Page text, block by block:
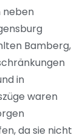
neben
Bamberg,
in
waren
da sie nicht